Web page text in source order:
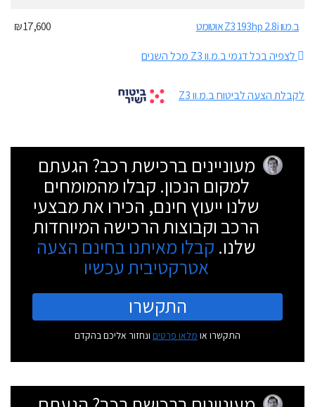
ב.מ.וו Z3 193hp 2.8i אוטומט
17,600 ₪
לצפיה בכל דגמי ב.מ.וו Z3 מכל השנים
לקבלת הצעה לביטוח ב.מ.וו Z3
מעוניינים ברכישת רכב? הגעתם
למקום הנכון. קבלו מהמומחים
שלנו ייעוץ חינם, הכירו את מבצעי
הרכב וקבוצות הרכישה המיוחדות
שלנו. קבלו מאיתנו בחינם הצעה
אטרקטיבית עכשיו
התקשרו
התקשרו או מלאו פרטים ונחזור אליכם בהקדם